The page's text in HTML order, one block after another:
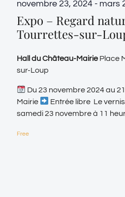
novembre 23, 2024- mars
Expo – Regard
Tourrettes-sur-
Hall du Château-MairiePlace
sur-Loup
Du 23 novembre 2024 au
Mairie
Entrée libre Le
samedi 23 novembre à 11
Free